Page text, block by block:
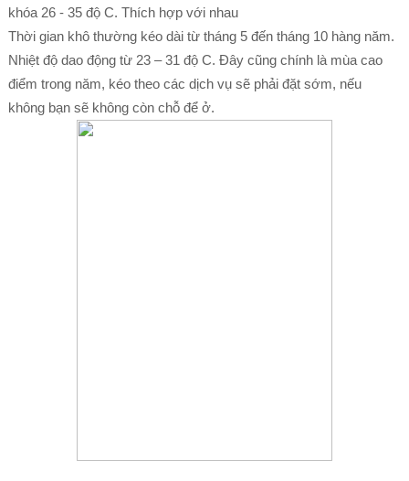
khóa 26 - 35 độ C. Thích hợp với nhau
Thời gian khô thường kéo dài từ tháng 5 đến tháng 10 hàng năm.
Nhiệt độ dao động từ 23 – 31 độ C. Đây cũng chính là mùa cao
điểm trong năm, kéo theo các dịch vụ sẽ phải đặt sớm, nếu
không bạn sẽ không còn chỗ để ở.